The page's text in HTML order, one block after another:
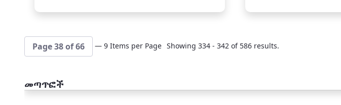
Page 38 of 66 — 9 Items per Page Showing 334 - 342 of 586 results.
መጣጥፎች